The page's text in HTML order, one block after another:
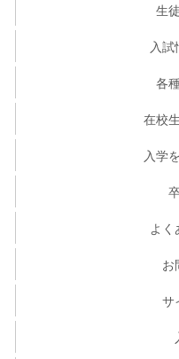
生
入試
各
在校
入学
よく
お
サ